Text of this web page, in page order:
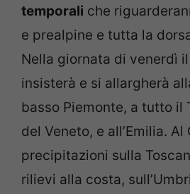
temporali che
e prealpine e tutta la
Nella giornata di venerdì
insisterà e si allargherà
basso Piemonte, a tutto il
del Veneto, e all’Emilia. Al
precipitazioni sulla
rilievi alla costa,